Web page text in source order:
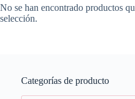
No se han encontrado productos
selección.
Categorías de producto